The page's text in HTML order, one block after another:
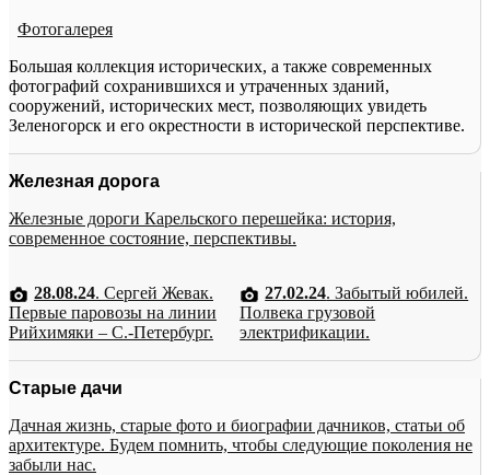
Фотогалерея
Большая коллекция исторических, а также современных
фотографий сохранившихся и утраченных зданий,
сооружений, исторических мест, позволяющих увидеть
Зеленогорск и его окрестности в исторической перспективе.
Железная дорога
Железные дороги Карельского перешейка: история,
современное состояние, перспективы.
28.08.24. Сергей Жевак.
Первые паровозы на линии
Рийхимяки – С.-Петербург.
27.02.24. Забытый юбилей.
Полвека грузовой
электрификации.
Старые дачи
Дачная жизнь, старые фото и биографии дачников, статьи об
архитектуре. Будем помнить, чтобы следующие поколения не
забыли нас.